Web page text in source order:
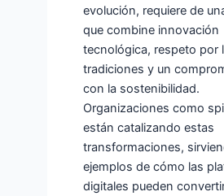
evolución, requiere de
que combine innovación
tecnológica, respeto por
tradiciones y un
con la sostenibilidad.
Organizaciones como
están catalizando estas
transformaciones,
ejemplos de cómo las
digitales pueden